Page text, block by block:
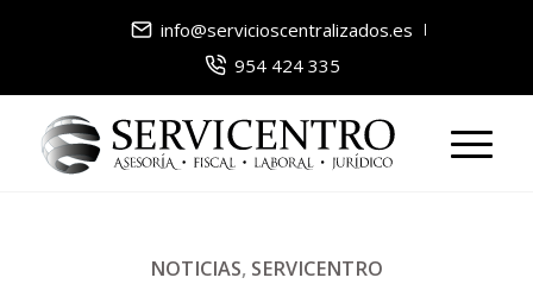
info@servicioscentralizados.es
954 424 335
NOTICIAS, SERVICENTRO